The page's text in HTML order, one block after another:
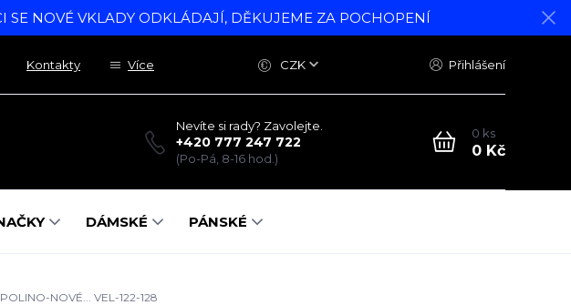
NOVÉ VKLADY ODKLÁDAJÍ, DĚKUJEME ZA POCHOPENÍ
Kontakty Více CZK Přihlášení
Nevíte si rady? Zavolejte.
+420 777 247 722
(Po-Pá, 8-16 hod.)
0 ks
0 Kč
DÁMSKÉ PÁNSKÉ
NOVÉ... VEL-122-128